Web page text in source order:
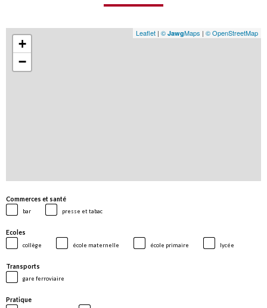
+
−
Leaflet | © JawgMaps | © OpenStreetMap
Commerces et santé
bar presse et tabac
Ecoles
collège école maternelle école primaire lycée
Transports
gare ferroviaire
Pratique